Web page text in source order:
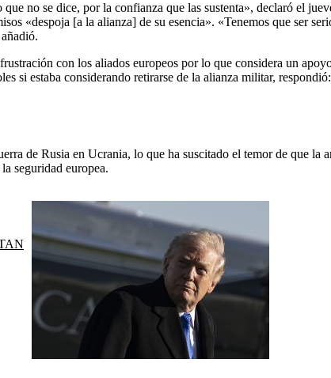
no se dice, por la confianza que las sustenta», declaró el
«despoja [a la alianza] de su esencia». «Tenemos que ser
con los aliados europeos por lo que considera un
si estaba considerando retirarse de la alianza militar,
de Rusia en Ucrania, lo que ha suscitado el temor de que
seguridad europea.